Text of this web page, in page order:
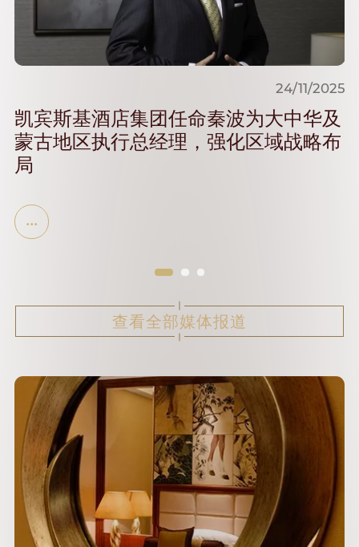
24/11/2025
凯宾斯基酒店集团任命秦波为大中华及
蒙古地区执行总经理，强化区域战略布
局
查看全部媒体报道